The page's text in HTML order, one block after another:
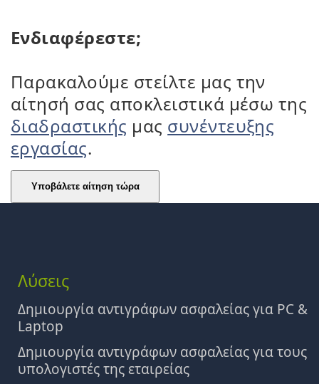
Ενδιαφέρεστε;
Παρακαλούμε στείλτε μας την
αίτησή σας αποκλειστικά μέσω της
διαδραστικής μας συνέντευξης
εργασίας.
Λύσεις
Δημιουργία αντιγράφων ασφαλείας για PC &
Laptop
Δημιουργία αντιγράφων ασφαλείας για τους
υπολογιστές της εταιρείας